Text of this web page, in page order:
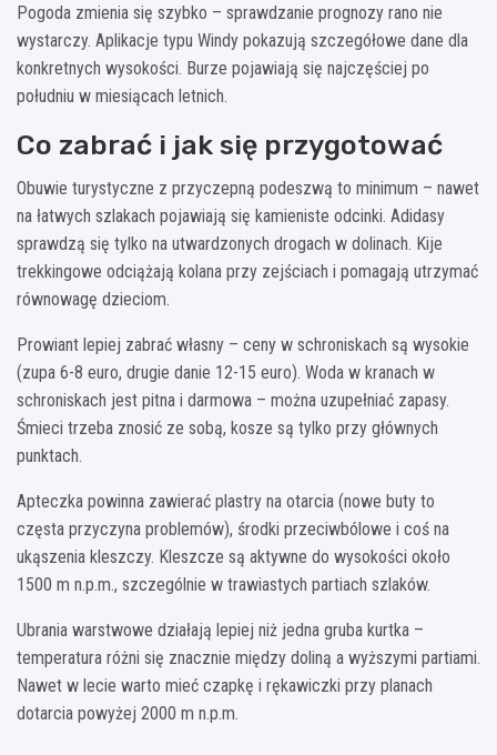
Pogoda zmienia się szybko – sprawdzanie prognozy rano nie
wystarczy. Aplikacje typu Windy pokazują szczegółowe dane dla
konkretnych wysokości. Burze pojawiają się najczęściej po
południu w miesiącach letnich.
Co zabrać i jak się przygotować
Obuwie turystyczne z przyczepną podeszwą to minimum – nawet
na łatwych szlakach pojawiają się kamieniste odcinki. Adidasy
sprawdzą się tylko na utwardzonych drogach w dolinach. Kije
trekkingowe odciążają kolana przy zejściach i pomagają utrzymać
równowagę dzieciom.
Prowiant lepiej zabrać własny – ceny w schroniskach są wysokie
(zupa 6-8 euro, drugie danie 12-15 euro). Woda w kranach w
schroniskach jest pitna i darmowa – można uzupełniać zapasy.
Śmieci trzeba znosić ze sobą, kosze są tylko przy głównych
punktach.
Apteczka powinna zawierać plastry na otarcia (nowe buty to
częsta przyczyna problemów), środki przeciwbólowe i coś na
ukąszenia kleszczy. Kleszcze są aktywne do wysokości około
1500 m n.p.m., szczególnie w trawiastych partiach szlaków.
Ubrania warstwowe działają lepiej niż jedna gruba kurtka –
temperatura różni się znacznie między doliną a wyższymi partiami.
Nawet w lecie warto mieć czapkę i rękawiczki przy planach
dotarcia powyżej 2000 m n.p.m.